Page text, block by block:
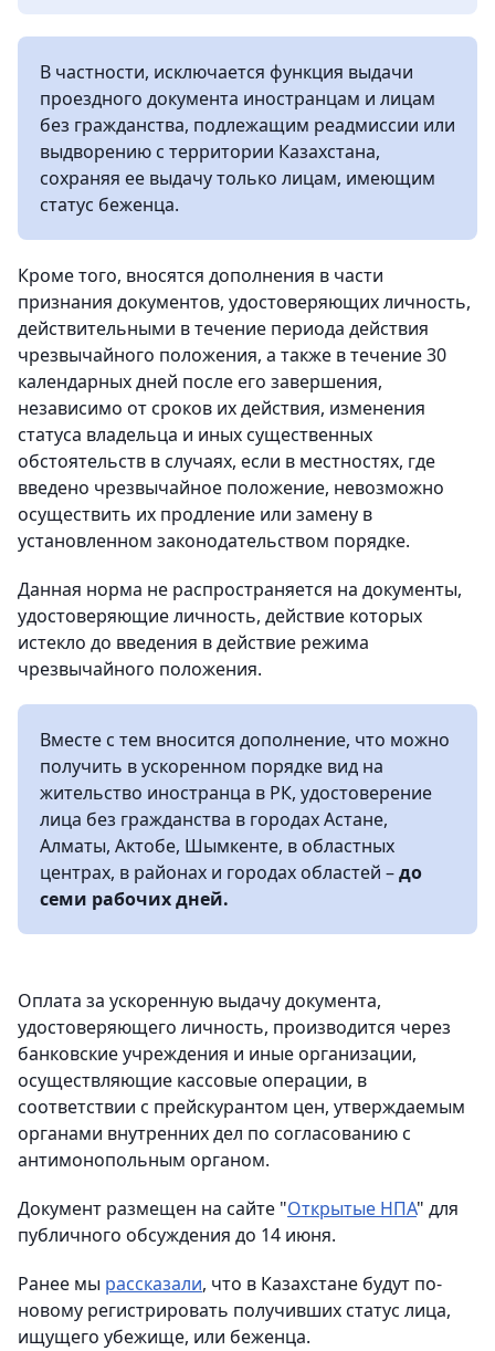
В частности, исключается функция выдачи
проездного документа иностранцам и лицам
без гражданства, подлежащим реадмиссии или
выдворению с территории Казахстана,
сохраняя ее выдачу только лицам, имеющим
статус беженца.
Кроме того, вносятся дополнения в части
признания документов, удостоверяющих личность,
действительными в течение периода действия
чрезвычайного положения, а также в течение 30
календарных дней после его завершения,
независимо от сроков их действия, изменения
статуса владельца и иных существенных
обстоятельств в случаях, если в местностях, где
введено чрезвычайное положение, невозможно
осуществить их продление или замену в
установленном законодательством порядке.
Данная норма не распространяется на документы,
удостоверяющие личность, действие которых
истекло до введения в действие режима
чрезвычайного положения.
Вместе с тем вносится дополнение, что можно
получить в ускоренном порядке вид на
жительство иностранца в РК, удостоверение
лица без гражданства в городах Астане,
Алматы, Актобе, Шымкенте, в областных
центрах, в районах и городах областей –до
семи рабочих дней.
Оплата за ускоренную выдачу документа,
удостоверяющего личность, производится через
банковские учреждения и иные организации,
осуществляющие кассовые операции, в
соответствии с прейскурантом цен, утверждаемым
органами внутренних дел по согласованию с
антимонопольным органом.
Документ размещен на сайте "Открытые НПА" для
публичного обсуждения до 14 июня.
Ранее мы рассказали, что в Казахстане будут по-
новому регистрировать получивших статус лица,
ищущего убежище, или беженца.